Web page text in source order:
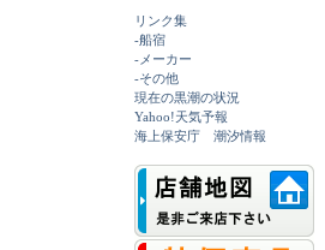
リンク集
-船宿
-メーカー
-その他
現在の黒潮の状況
Yahoo!天気予報
海上保安庁 潮汐情報